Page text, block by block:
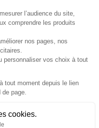
l’audience du site,
comprendre les produits
nos pages, nos
personnaliser vos choix à tout
tout moment depuis le lien
de page.
cookies.
sur attelage
coffre de toit
Plan